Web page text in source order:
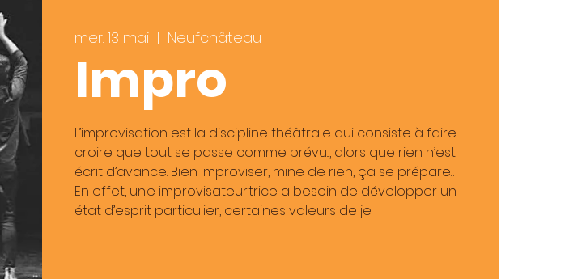
mer. 13 mai
  |
Neufchâteau
Impro
L’improvisation est la discipline théâtrale qui consiste à faire
croire que tout se passe comme prévu..., alors que rien n’est
écrit d’avance. Bien improviser, mine de rien, ça se prépare…
En effet, un.e improvisateur.trice a besoin de développer un
état d’esprit particulier, certaines valeurs de je